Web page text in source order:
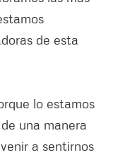
de esta
lo estamos
una manera
a sentirnos